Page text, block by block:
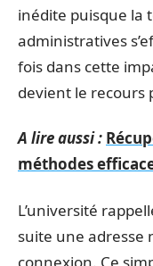
inédite puisque la
administratives
fois dans cette
devient le recours
A lire aussi :
méthodes
L’université
suite une adresse
connexion. Ce